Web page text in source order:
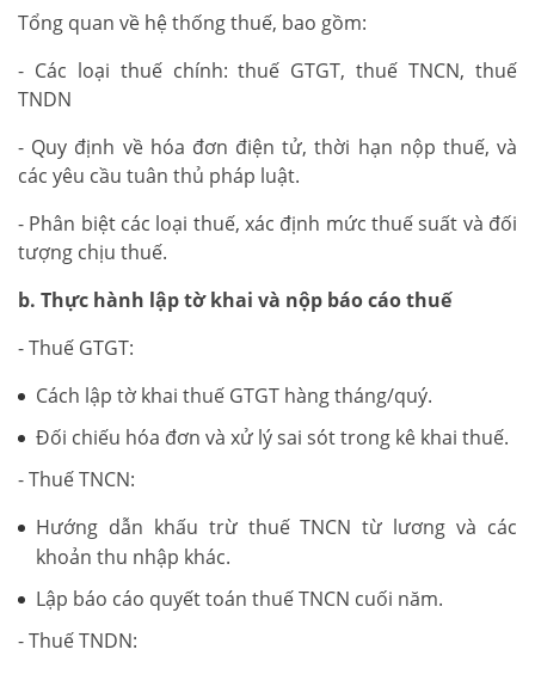
Tổng quan về hệ thống thuế, bao gồm:
- Các loại thuế chính: thuế GTGT, thuế TNCN, thuế
TNDN
- Quy định về hóa đơn điện tử, thời hạn nộp thuế, và
các yêu cầu tuân thủ pháp luật.
- Phân biệt các loại thuế, xác định mức thuế suất và đối
tượng chịu thuế.
b. Thực hành lập tờ khai và nộp báo cáo thuế
- Thuế GTGT:
Cách lập tờ khai thuế GTGT hàng tháng/quý.
Đối chiếu hóa đơn và xử lý sai sót trong kê khai thuế.
- Thuế TNCN:
Hướng dẫn khấu trừ thuế TNCN từ lương và các
khoản thu nhập khác.
Lập báo cáo quyết toán thuế TNCN cuối năm.
- Thuế TNDN: